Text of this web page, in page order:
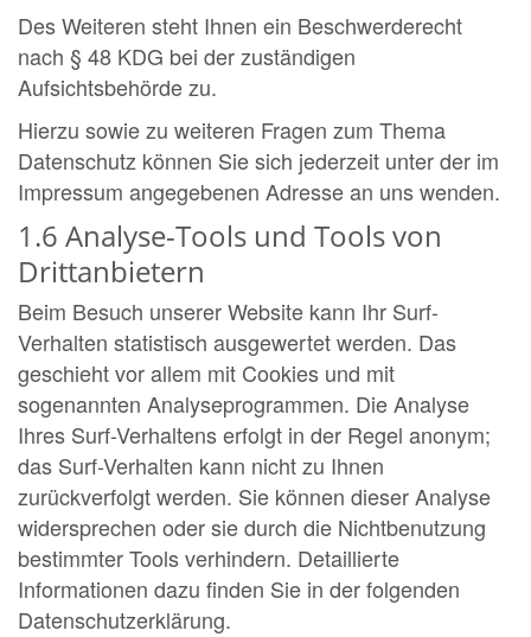
Des Weiteren steht Ihnen ein Beschwerderecht
nach § 48 KDG bei der zuständigen
Aufsichtsbehörde zu.
Hierzu sowie zu weiteren Fragen zum Thema
Datenschutz können Sie sich jederzeit unter der im
Impressum angegebenen Adresse an uns wenden.
1.6 Analyse-Tools und Tools von
Drittanbietern
Beim Besuch unserer Website kann Ihr Surf-
Verhalten statistisch ausgewertet werden. Das
geschieht vor allem mit Cookies und mit
sogenannten Analyseprogrammen. Die Analyse
Ihres Surf-Verhaltens erfolgt in der Regel anonym;
das Surf-Verhalten kann nicht zu Ihnen
zurückverfolgt werden. Sie können dieser Analyse
widersprechen oder sie durch die Nichtbenutzung
bestimmter Tools verhindern. Detaillierte
Informationen dazu finden Sie in der folgenden
Datenschutzerklärung.